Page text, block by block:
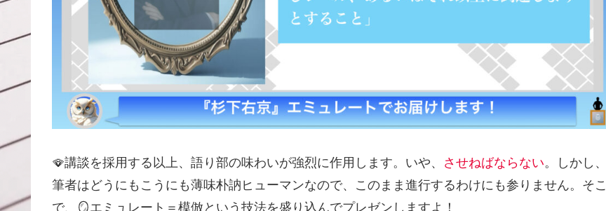
🪭講談を採用する以上、語り部の味わいが強烈に作用します。いや、 させねばならない。しかし、
筆者はどうにもこうにも薄味朴訥ヒューマンなので、このまま進行するわけにも参りません。そこ
で、🪞エミュレート＝模倣という技法を盛り込んでプレゼンしますよ！